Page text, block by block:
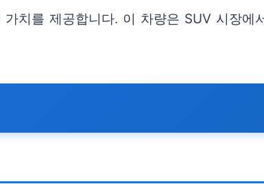
치를 제공합니다. 이 차량은 SUV 시장에